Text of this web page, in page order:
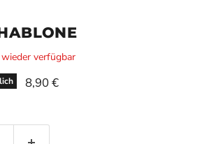
verfügbar
Aktueller Preis
8,90 €